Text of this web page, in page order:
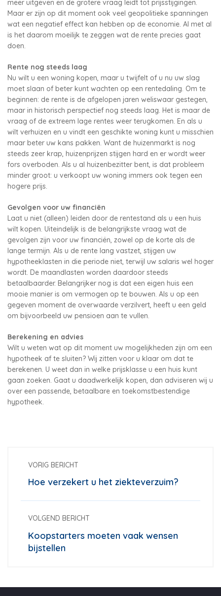
meer uitgeven en de grotere vraag leidt tot prijsstijgingen.
Maar er zijn op dit moment ook veel geopolitieke spanningen
wat een negatief effect kan hebben op de economie. Al met al
is het daarom moeilijk te zeggen wat de rente precies gaat
doen.
Rente nog steeds laag
Nu wilt u een woning kopen, maar u twijfelt of u nu uw slag
moet slaan of beter kunt wachten op een rentedaling. Om te
beginnen: de rente is de afgelopen jaren weliswaar gestegen,
maar in historisch perspectief nog steeds laag. Het is maar de
vraag of de extreem lage rentes weer terugkomen. En als u
wilt verhuizen en u vindt een geschikte woning kunt u misschien
maar beter uw kans pakken. Want de huizenmarkt is nog
steeds zeer krap, huizenprijzen stijgen hard en er wordt weer
fors overboden. Als u al huizenbezitter bent, is dat probleem
minder groot: u verkoopt uw woning immers ook tegen een
hogere prijs.
Gevolgen voor uw financiën
Laat u niet (alleen) leiden door de rentestand als u een huis
wilt kopen. Uiteindelijk is de belangrijkste vraag wat de
gevolgen zijn voor uw financiën, zowel op de korte als de
lange termijn. Als u de rente lang vastzet, stijgen uw
hypotheeklasten in die periode niet, terwijl uw salaris wel hoger
wordt. De maandlasten worden daardoor steeds
betaalbaarder. Belangrijker nog is dat een eigen huis een
mooie manier is om vermogen op te bouwen. Als u op een
gegeven moment de overwaarde verzilvert, heeft u een geld
om bijvoorbeeld uw pensioen aan te vullen.
Berekening en advies
Wilt u weten wat op dit moment uw mogelijkheden zijn om een
hypotheek af te sluiten? Wij zitten voor u klaar om dat te
berekenen. U weet dan in welke prijsklasse u een huis kunt
gaan zoeken. Gaat u daadwerkelijk kopen, dan adviseren wij u
over een passende, betaalbare en toekomstbestendige
hypotheek.
VORIG BERICHT
Hoe verzekert u het ziekteverzuim?
VOLGEND BERICHT
Koopstarters moeten vaak wensen
bijstellen